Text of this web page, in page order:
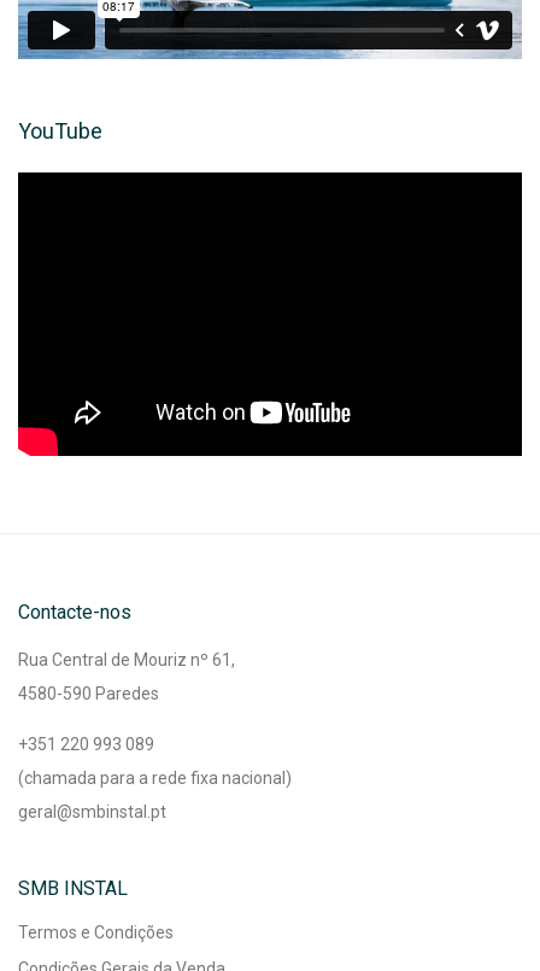
YouTube
Contacte-nos
Rua Central de Mouriz nº 61,
4580-590 Paredes
+351 220 993 089
(chamada para a rede fixa nacional)
geral@smbinstal.pt
SMB INSTAL
Termos e Condições